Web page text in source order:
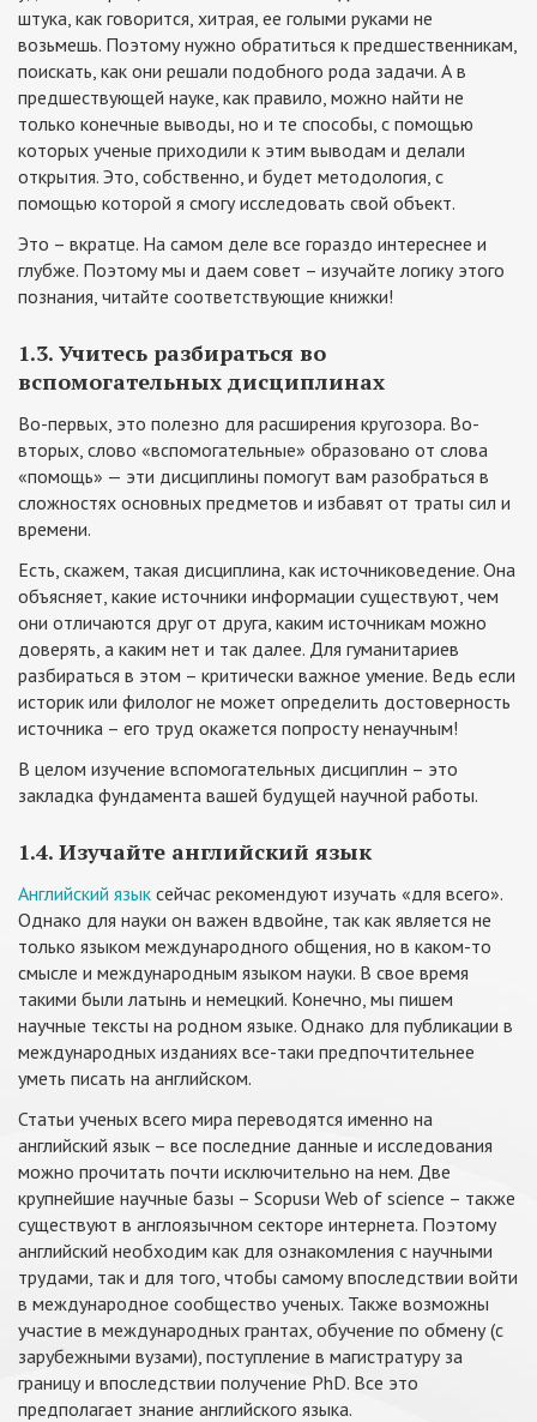
штука, как говорится, хитрая, ее голыми руками не
возьмешь. Поэтому нужно обратиться к предшественникам,
поискать, как они решали подобного рода задачи. А в
предшествующей науке, как правило, можно найти не
только конечные выводы, но и те способы, с помощью
которых ученые приходили к этим выводам и делали
открытия. Это, собственно, и будет методология, с
помощью которой я смогу исследовать свой объект.
Это – вкратце. На самом деле все гораздо интереснее и
глубже. Поэтому мы и даем совет – изучайте логику этого
познания, читайте соответствующие книжки!
1.3. Учитесь разбираться во
вспомогательных дисциплинах
Во-первых, это полезно для расширения кругозора. Во-
вторых, слово «вспомогательные» образовано от слова
«помощь» — эти дисциплины помогут вам разобраться в
сложностях основных предметов и избавят от траты сил и
времени.
Есть, скажем, такая дисциплина, как источниковедение. Она
объясняет, какие источники информации существуют, чем
они отличаются друг от друга, каким источникам можно
доверять, а каким нет и так далее. Для гуманитариев
разбираться в этом – критически важное умение. Ведь если
историк или филолог не может определить достоверность
источника – его труд окажется попросту ненаучным!
В целом изучение вспомогательных дисциплин – это
закладка фундамента вашей будущей научной работы.
1.4. Изучайте английский язык
Английский язык сейчас рекомендуют изучать «для всего».
Однако для науки он важен вдвойне, так как является не
только языком международного общения, но в каком-то
смысле и международным языком науки. В свое время
такими были латынь и немецкий. Конечно, мы пишем
научные тексты на родном языке. Однако для публикации в
международных изданиях все-таки предпочтительнее
уметь писать на английском.
Статьи ученых всего мира переводятся именно на
английский язык – все последние данные и исследования
можно прочитать почти исключительно на нем. Две
крупнейшие научные базы – Scopusи Web of science – также
существуют в англоязычном секторе интернета. Поэтому
английский необходим как для ознакомления с научными
трудами, так и для того, чтобы самому впоследствии войти
в международное сообщество ученых. Также возможны
участие в международных грантах, обучение по обмену (с
зарубежными вузами), поступление в магистратуру за
границу и впоследствии получение PhD. Все это
предполагает знание английского языка.